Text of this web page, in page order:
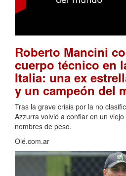
Roberto Mancini
cuerpo técnico en
Italia: una ex
y un campeón del
Tras la grave crisis por la no
Azzurra volvió a confiar en un
nombres de peso.
Olé.com.ar